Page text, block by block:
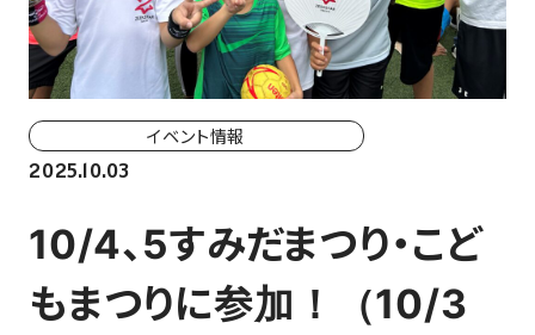
会場（座席・価格表）
チケット購入方法
各座席について
FAN CLUB
イベント情報
2025.10.03
10/4、5すみだまつり・こど
もまつりに参加！（10/3